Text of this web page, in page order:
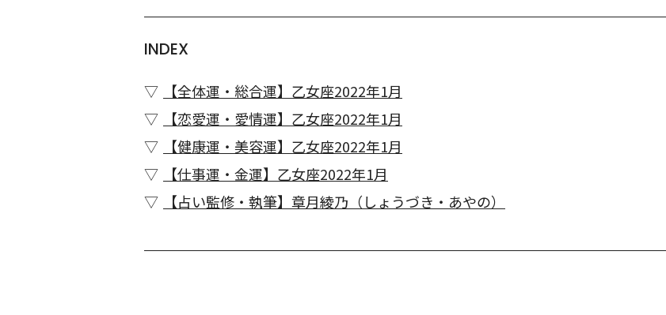
INDEX
【全体運・総合運】乙女座2022年1月
【恋愛運・愛情運】乙女座2022年1月
【健康運・美容運】乙女座2022年1月
【仕事運・金運】乙女座2022年1月
【占い監修・執筆】章月綾乃（しょうづき・あやの）